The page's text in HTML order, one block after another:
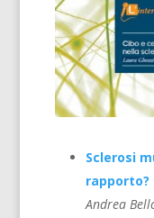
Sclerosi
rapporto?
Andrea